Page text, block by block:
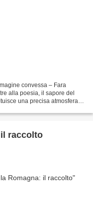
convessa – Fara
alla poesia, il sapore del
una precisa atmosfera
raccolto